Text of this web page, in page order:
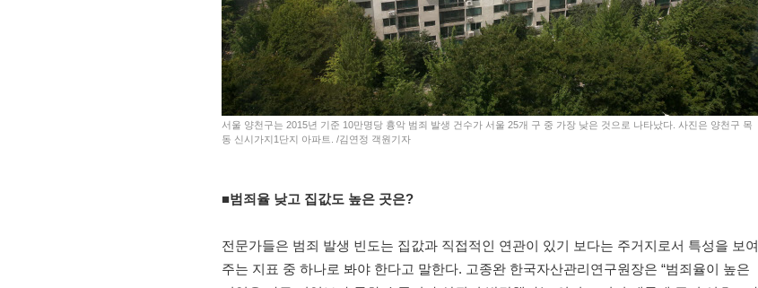
서울 양천구는 2015년 기준 10만명당 흉악 범죄 발생 건수가 서울 25개 구 중 가장 낮은 것으로 나타났다. 사진은 양천구 목
동 신시가지1단지 아파트. /김연정 객원기자
■범죄율 낮고 집값도 높은 곳은?
전문가들은 범죄 발생 빈도는 집값과 직접적인 연관이 있기 보다는 주거지로서 특성을 보여
주는 지표 중 하나로 봐야 한다고 말한다. 고종완 한국자산관리연구원장은 “범죄율이 높은